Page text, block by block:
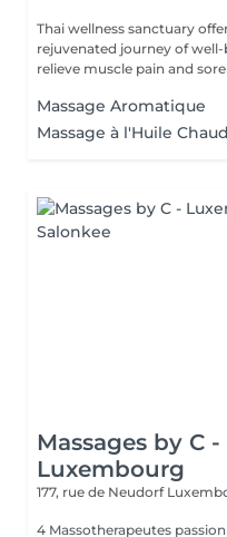
Thai wellness sanctuary
rejuvenated journey of well-being. Benefit is its
relieve muscle pain and
Massage Aromatique
Massage à l'Huile
Massages by C -
Luxembourg
177, rue de Neudorf
4 Massotherapeutes